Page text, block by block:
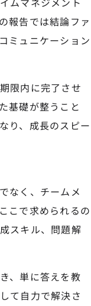
報告では結論ファ
ミュニケーション
限内に完了させ
基礎が整うこと
り、成長のスピー
なく、チームメ
こで求められるの
スキル、問題解
、単に答えを教
て自力で解決さ